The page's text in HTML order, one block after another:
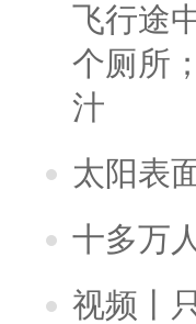
飞行途
个厕所
汁
太阳表
十多万
视频丨